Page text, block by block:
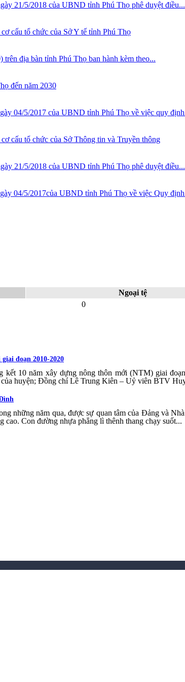
21/5/2018 của UBND tỉnh Phú Thọ phê duyệt điều...
cấu tổ chức của Sở Y tế tỉnh Phú Thọ
địa bàn tỉnh Phú Thọ ban hành kèm theo...
đến năm 2030
04/5/2017 của UBND tỉnh Phú Thọ về việc quy
cấu tổ chức của Sở Thông tin và Truyền thông
21/5/2018 của UBND tỉnh Phú Thọ phê duyệt điều...
04/5/2017của UBND tỉnh Phú Thọ về việc Quy
Ngoại tệ
0
đoạn 2010-2020
kết 10 năm xây dựng nông thôn mới (NTM) giai
huyện; Đồng chí Lê Trung Kiên – Uỷ viên BTV
những năm qua, được sự quan tâm của Đảng và
cao. Con đường nhựa phẳng lì thênh thang chạy suốt...